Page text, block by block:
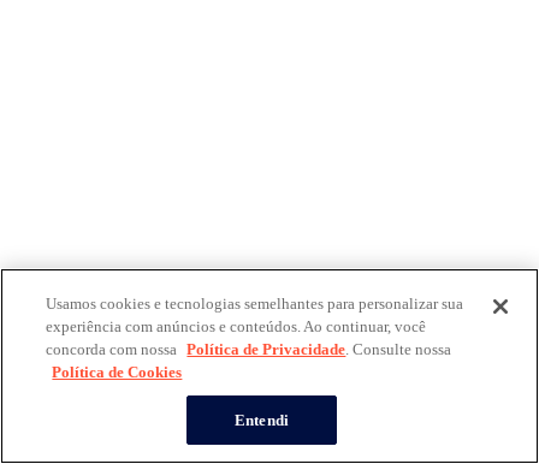
Usamos cookies e tecnologias semelhantes para personalizar sua
experiência com anúncios e conteúdos. Ao continuar, você
concorda com nossa Política de Privacidade. Consulte nossa
Política de Cookies
Entendi